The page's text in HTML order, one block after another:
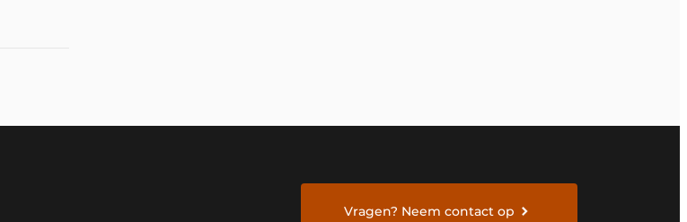
Vragen? Neem contact op